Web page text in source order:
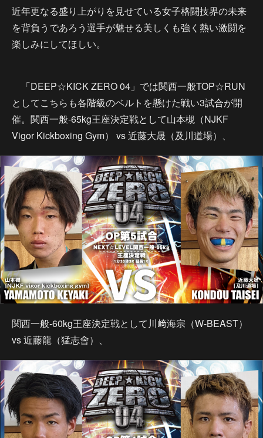
近年更なる盛り上がりを見せている女子格闘技界の未来
を背負うであろう選手が魅せる美しくも強く熱い激闘を
楽しみにしてほしい。
「DEEP☆KICK ZERO 04」では関西一般TOP☆RUN
としてこちらも各階級のベルトを懸けた戦い3試合が開
催。関西一般-65kg王座決定戦として山本槻（NJKF
Vigor Kickboxing Gym） vs 近藤大晟（及川道場）、
関西一般-60kg王座決定戦として川﨑海宗（W-BEAST）
vs 近藤龍（猛志會）、